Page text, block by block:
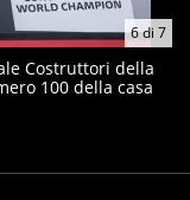
6di 7
Costruttori della
100 della casa